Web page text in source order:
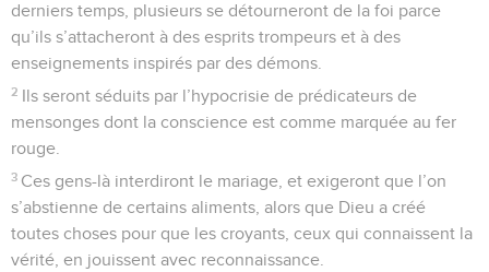
derniers temps, plusieurs se détourneront de la foi parce
qu’ils s’attacheront à des esprits trompeurs et à des
enseignements inspirés par des démons.
2 Ils seront séduits par l’hypocrisie de prédicateurs de
mensonges dont la conscience est comme marquée au fer
rouge.
3 Ces gens-là interdiront le mariage, et exigeront que l’on
s’abstienne de certains aliments, alors que Dieu a créé
toutes choses pour que les croyants, ceux qui connaissent la
vérité, en jouissent avec reconnaissance.